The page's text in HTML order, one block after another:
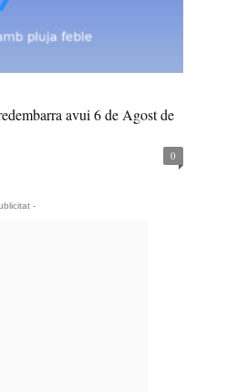
avui 6 de Agost de
0
-